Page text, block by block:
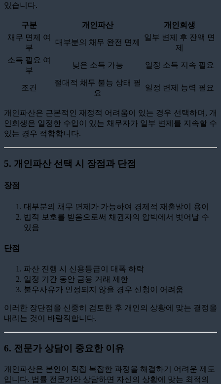
있습니다.
구분 개인파산
개인회생
채무 면제 여
부
대부분의 채무 완전 면제
일부 변제 후 잔액 면
제
소득 필요 여
부
낮은 소득 가능 일정 소득 지속 필요
조건
절대적 채무 불능 상태 필
요
일정 변제 능력 필요
개인파산은 근본적인 재정적 어려움이 있는 경우 선택하며, 개
인회생은 일정한 수입이 있는 채무자가 일부 변제를 지속할 수
있는 경우 적합합니다.
5. 개인파산 선택 시 장점과 단점
장점
대부분의 채무 면제가 가능하여 경제적 재출발이 용이
법적 보호를 받음으로써 채권자의 압박에서 벗어날 수
있음
단점
파산 진행 시 신용등급이 대폭 하락
일정 기간 동안 금융 거래 제한
불우사유가 인정되지 않을 경우 신청이 어려움
이러한 장단점을 신중히 검토한 후 개인의 상황에 맞는 결정을
내리는 것이 바람직합니다.
6. 전문가 상담이 중요한 이유
개인파산은 본인이 직접 복잡한 과정을 해결하기 어려운 제도
입니다. 법률 전문가와 상담하면 자신의 상황에 맞는 최적의